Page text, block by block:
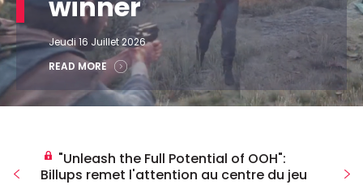
Jeudi 16 Juillet 2026
READ MORE
"Unleash the Full Potential of OOH":
Billups remet l'attention au centre du jeu